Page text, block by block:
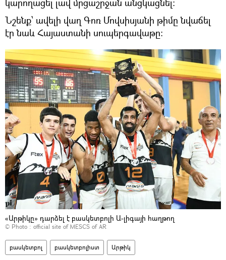
կարողացել լավ մրցաշրջան անցկացնել:
Նշենք՝ ավելի վաղ Գոռ Մովսիսյանի թիմը նվաճել
էր նաև Հայաստանի սուպերգավաթը:
«Արթիկը» դարձել է բասկետբոլի Ա-լիգայի հաղթող
© Photo : official site of MESCS of AR
բասկետբոլ բասկետբոլիստ Արթիկ